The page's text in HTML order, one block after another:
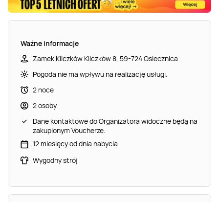
Ważne informacje
Zamek Kliczków Kliczków 8, 59-724 Osiecznica
Pogoda nie ma wpływu na realizację usługi.
2 noce
2 osoby
Dane kontaktowe do Organizatora widoczne będą na
zakupionym Voucherze.
12 miesięcy od dnia nabycia
Wygodny strój